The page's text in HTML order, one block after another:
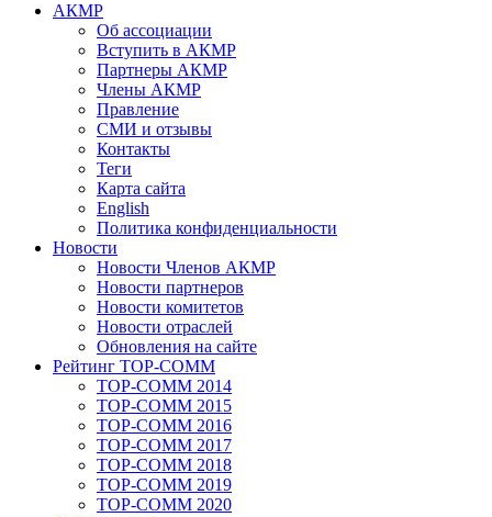
АКМР
Об ассоциации
Вступить в АКМР
Партнеры АКМР
Члены АКМР
Правление
СМИ и отзывы
Контакты
Теги
Карта сайта
English
Политика конфиденциальности
Новости
Новости Членов АКМР
Новости партнеров
Новости комитетов
Новости отраслей
Обновления на сайте
Рейтинг TOP-COMM
TOP-COMM 2014
TOP-COMM 2015
TOP-COMM 2016
TOP-COMM 2017
TOP-COMM 2018
TOP-COMM 2019
TOP-COMM 2020